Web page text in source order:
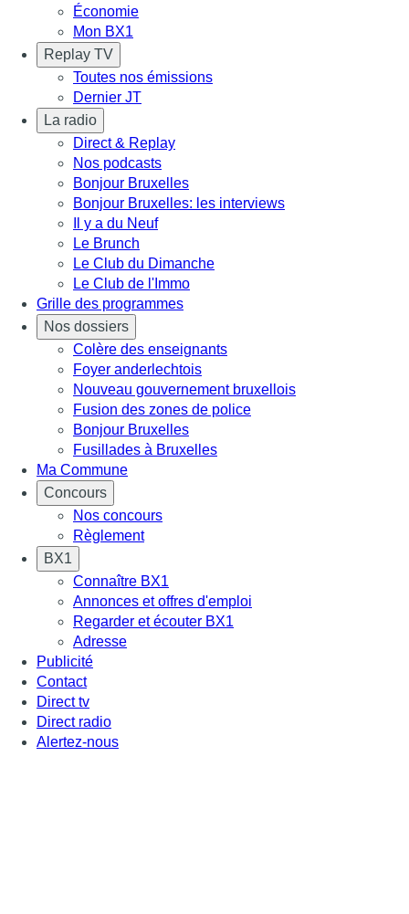
Économie
Mon BX1
Replay TV
Toutes nos émissions
Dernier JT
La radio
Direct & Replay
Nos podcasts
Bonjour Bruxelles
Bonjour Bruxelles: les interviews
Il y a du Neuf
Le Brunch
Le Club du Dimanche
Le Club de l'Immo
Grille des programmes
Nos dossiers
Colère des enseignants
Foyer anderlechtois
Nouveau gouvernement bruxellois
Fusion des zones de police
Bonjour Bruxelles
Fusillades à Bruxelles
Ma Commune
Concours
Nos concours
Règlement
BX1
Connaître BX1
Annonces et offres d'emploi
Regarder et écouter BX1
Adresse
Publicité
Contact
Direct tv
Direct radio
Alertez-nous